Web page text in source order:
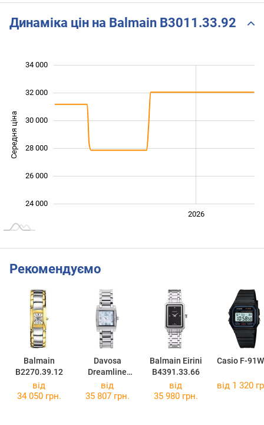
Динаміка цін на Balmain B3011.33.92
Середня ціна
24 000
26 000
28 000
30 000
34 000
32 000
2026
Рекомендуємо
Balmain
B2270.39.12
Davosa
Dreamline
168.560.84
Balmain Eirini
B4391.33.66
Casio F-
від
34 050 грн.
від
35 807 грн.
від
35 980 грн.
від 1 320